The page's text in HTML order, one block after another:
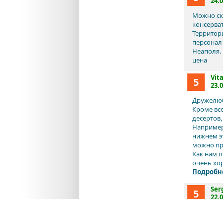
Можно
Неаполя.
цена
5
Кроме
нижнем
можно
Как нам
очень
5